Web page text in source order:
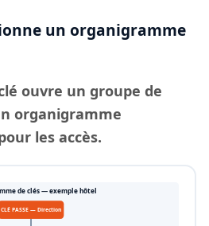
un organigramme
ouvre un groupe de
organigramme
les accès.
de clés — exemple hôtel
CLÉ PASSE — Direction